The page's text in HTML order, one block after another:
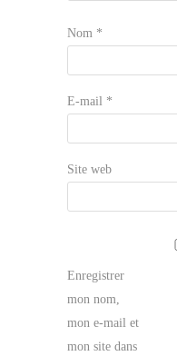
Nom *
E-mail *
Site web
Enregistrer
mon nom,
mon e-mail et
mon site dans